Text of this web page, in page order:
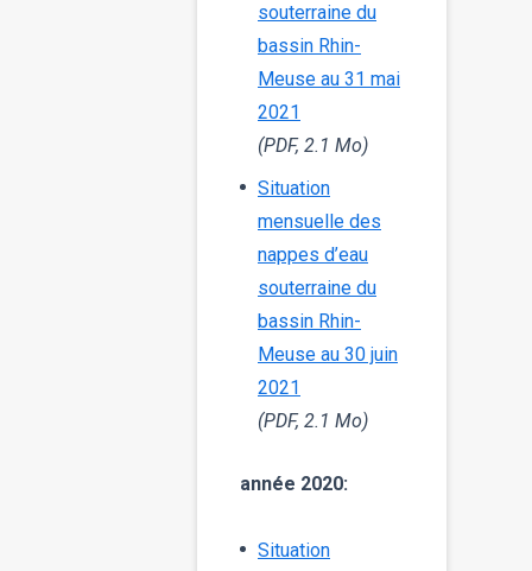
souterraine du
bassin Rhin-
Meuse au 31 mai
2021
(PDF, 2.1 Mo)
Situation
mensuelle des
nappes d’eau
souterraine du
bassin Rhin-
Meuse au 30 juin
2021
(PDF, 2.1 Mo)
année 2020:
Situation